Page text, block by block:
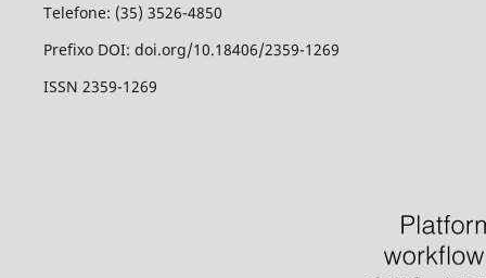
Telefone: (35) 3526-4850
Prefixo DOI: doi.org/10.18406/2359-1269
ISSN 2359-1269